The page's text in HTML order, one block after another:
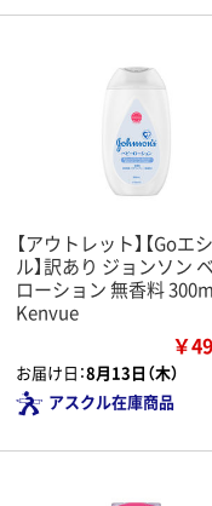
【アウトレット】【Goエ
ル】訳あり ジョンソン
ローション 無香料
Kenvue
￥
お届け日：8月13日（木）
アスクル在庫商品